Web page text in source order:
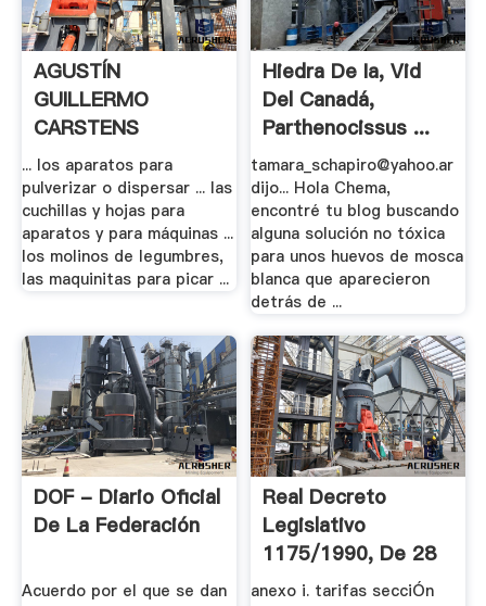
AGUSTÍN
GUILLERMO
CARSTENS
CARSTENS, .
... los aparatos para
pulverizar o dispersar ... las
cuchillas y hojas para
aparatos y para máquinas ...
los molinos de legumbres,
las maquinitas para picar ...
Hiedra De Ia, Vid
Del Canadá,
Parthenocissus ...
tamara_schapiro@yahoo.ar
dijo... Hola Chema,
encontré tu blog buscando
alguna solución no tóxica
para unos huevos de mosca
blanca que aparecieron
detrás de ...
DOF - Diario Oficial
De La Federación
Acuerdo por el que se dan
Real Decreto
Legislativo
1175/1990, De 28
De .
anexo i. tarifas secciÓn